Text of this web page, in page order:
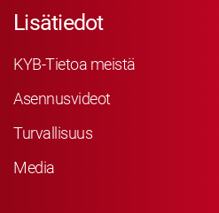
Lisätiedot
KYB-Tietoa meistä
Asennusvideot
Turvallisuus
Media